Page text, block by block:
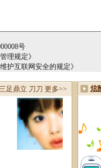
号
理规定》
护互联网安全的规定》